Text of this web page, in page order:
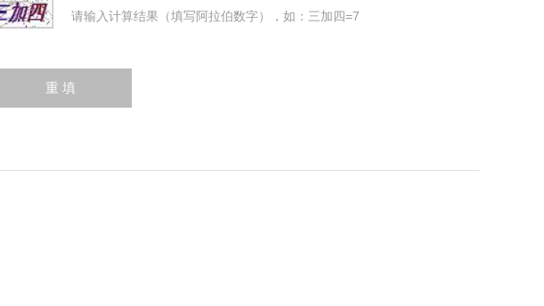
请输入计算结果（填写阿拉伯数字），如：三加四=7